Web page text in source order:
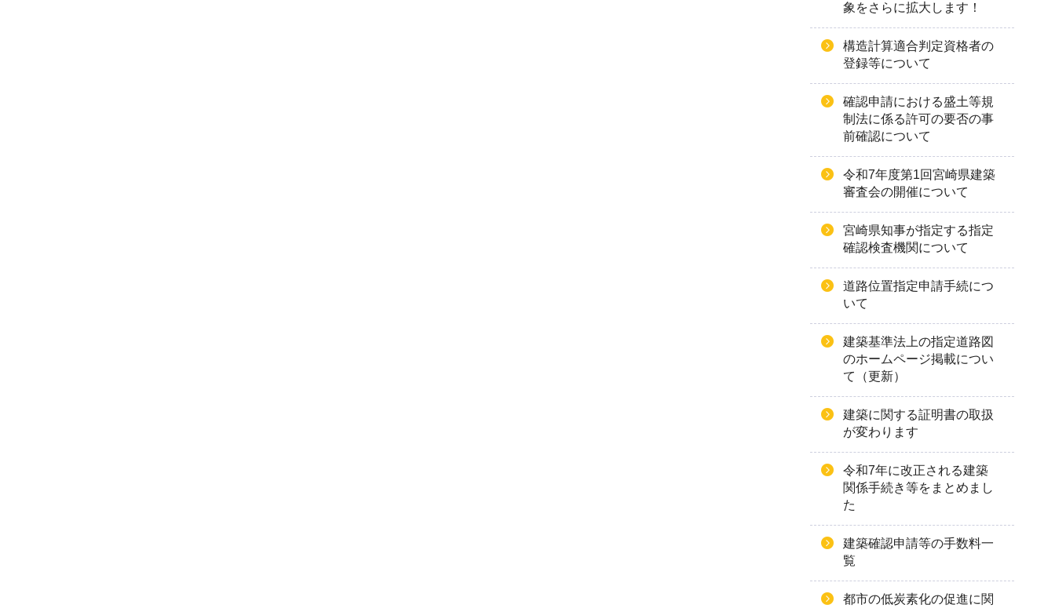
象をさらに拡大します！
構造計算適合判定資格者の
登録等について
確認申請における盛土等規
制法に係る許可の要否の事
前確認について
令和7年度第1回宮崎県建築
審査会の開催について
宮崎県知事が指定する指定
確認検査機関について
道路位置指定申請手続につ
いて
建築基準法上の指定道路図
のホームページ掲載につい
て（更新）
建築に関する証明書の取扱
が変わります
令和7年に改正される建築
関係手続き等をまとめまし
た
建築確認申請等の手数料一
覧
都市の低炭素化の促進に関